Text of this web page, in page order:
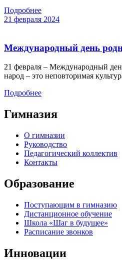
Подробнее
21 февраля 2024
Международный день
21 февраля – Международный
народ – это неповторимая
Подробнее
Гимназия
О гимназии
Руководство
Педагогический коллектив
Контакты
Образование
Поступающим в гимназию
Дистанционное обучение
Школа «Шаг в будущее»
Расписание звонков
Инновации